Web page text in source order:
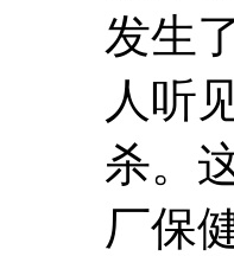
发生
人听
杀。
厂保